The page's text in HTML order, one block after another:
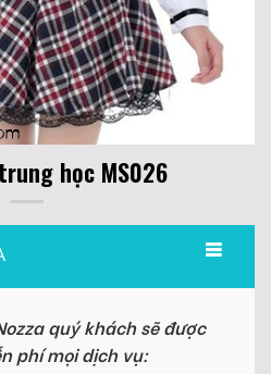
học MS026
quý khách sẽ được
phí mọi dịch vụ: